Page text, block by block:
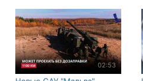
02:53